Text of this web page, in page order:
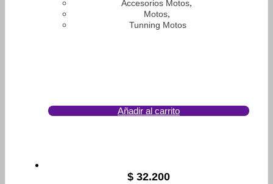
Accesorios Motos,
Motos,
Tunning Motos
Añadir al carrito
$ 32.200